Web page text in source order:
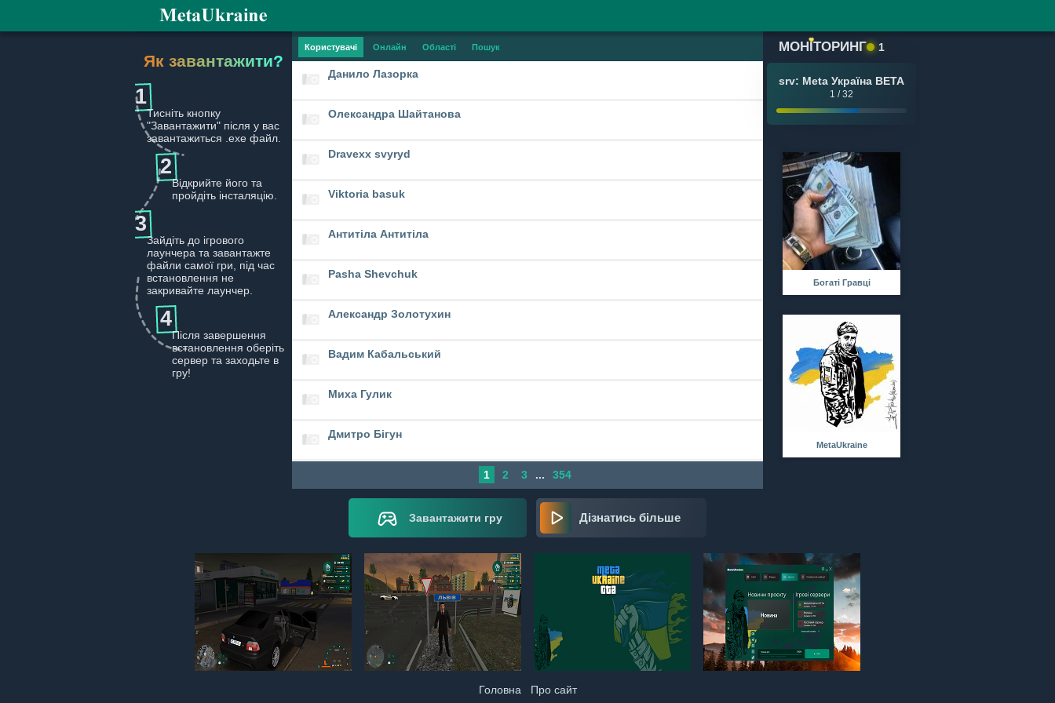
Як завантажити?
1
Тисніть кнопку
"Завантажити" після у вас
завантажиться .exe файл.
2
Відкрийте його та
пройдіть інсталяцію.
3
Зайдіть до ігрового
лаунчера та завантажте
файли самої гри, під час
встановлення не
закривайте лаунчер.
4
Після завершення
встановлення оберіть
сервер та заходьте в
гру!
Користувачі Онлайн Області Пошук
Данило Лазорка
Олександра Шайтанова
Dravexx svyryd
Viktoria basuk
Антитіла Антитіла
Pasha Shevchuk
Александр Золотухин
Вадим Кабальський
Миха Гулик
Дмитро Бігун
1 2 3 ... 354
МОНІТОРИНГ 1
srv: Meta Україна BETA
1 / 32
Богаті Гравці
MetaUkraine
Завантажити гру Дізнатись більше
Головна Про сайт